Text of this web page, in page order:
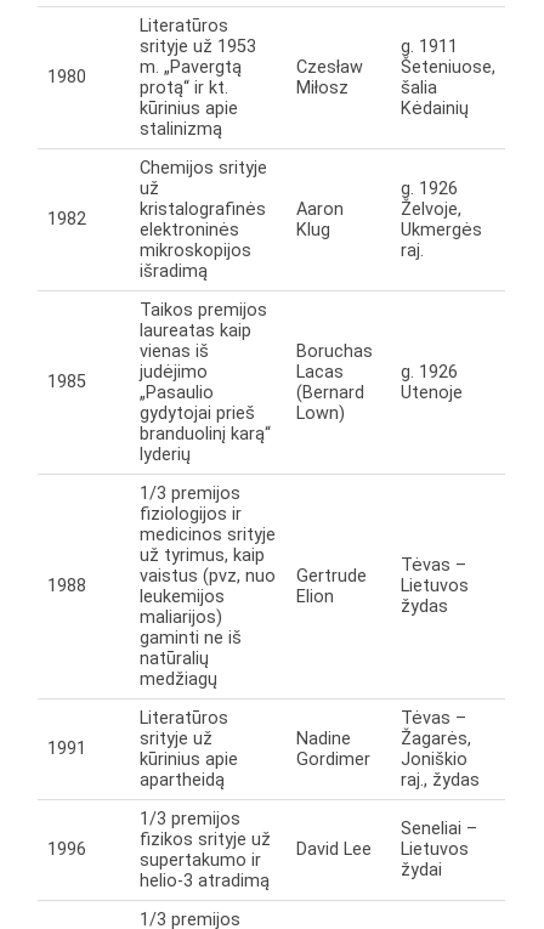
1980
Literatūros
srityje už 1953
m. „Pavergtą
protą“ ir kt.
kūrinius apie
stalinizmą
Czesław
Miłosz
g. 1911
Šeteniuose,
šalia
Kėdainių
1982
Chemijos srityje
už
kristalografinės
elektroninės
mikroskopijos
išradimą
Aaron
Klug
g. 1926
Želvoje,
Ukmergės
raj.
1985
Taikos premijos
laureatas kaip
vienas iš
judėjimo
„Pasaulio
gydytojai prieš
branduolinį karą“
lyderių
Boruchas
Lacas
(Bernard
Lown)
g. 1926
Utenoje
1988
1/3 premijos
fiziologijos ir
medicinos srityje
už tyrimus, kaip
vaistus (pvz, nuo
leukemijos
maliarijos)
gaminti ne iš
natūralių
medžiagų
Gertrude
Elion
Tėvas –
Lietuvos
žydas
1991
Literatūros
srityje už
kūrinius apie
apartheidą
Nadine
Gordimer
Tėvas –
Žagarės,
Joniškio
raj., žydas
1996
1/3 premijos
fizikos srityje už
supertakumo ir
helio-3 atradimą
David Lee
Seneliai –
Lietuvos
žydai
1/3 premijos